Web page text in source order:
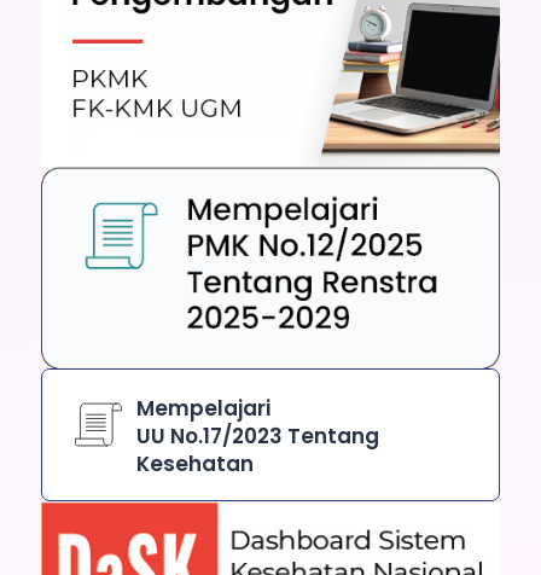
Mempelajari
UU No.17/2023 Tentang
Kesehatan